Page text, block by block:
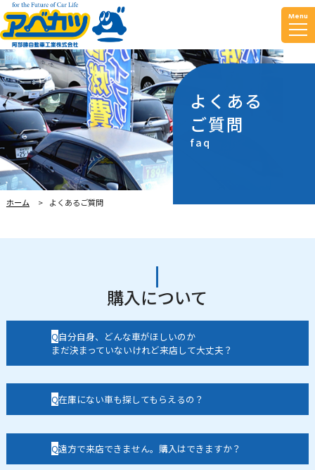
Menu
よくある
ご質問
faq
ホーム よくあるご質問
購入について
自分自身、どんな車がほしいのか
まだ決まっていないけれど来店して大丈夫？
在庫にない車も探してもらえるの？
遠方で来店できません。購入はできますか？